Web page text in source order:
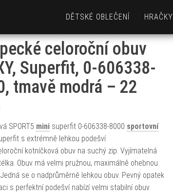
DĚTSKÉ OBLEČENÍ HRAČKY
celoroční obuv
Superfit, 0-606338-
tmavě modrá – 22
SPORT5 minisuperfit 0-606338-8000 sportovní
s extrémně lehkou podešví
kotníčková obuv na suchý zip. Vyjímatelná
Obuv má velmi pružnou, maximálně ohebnou
se o nadprůměrně lehkou obuv. Pevný opatek
s perfektní podešví nabízí velmi stabilní obuv.